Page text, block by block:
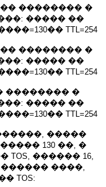
����� �������� �
����: ����� ��
TTL=254
����� �������� �
����: ����� ��
TTL=254
�������� �
����: ����� ��
TTL=254
�����
130 ��, �
������ 16,
����,
TOS: